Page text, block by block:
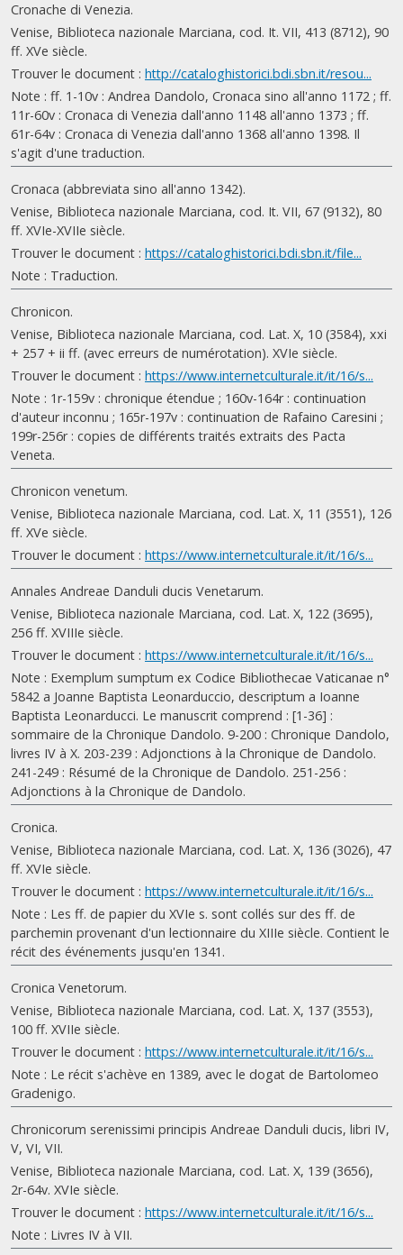
Cronache di Venezia.
Venise, Biblioteca nazionale Marciana, cod. It. VII, 413 (8712), 90
ff. XVe siècle.
Trouver le document : http://cataloghistorici.bdi.sbn.it/resou...
Note : ff. 1-10v : Andrea Dandolo, Cronaca sino all'anno 1172 ; ff.
11r-60v : Cronaca di Venezia dall'anno 1148 all'anno 1373 ; ff.
61r-64v : Cronaca di Venezia dall'anno 1368 all'anno 1398. Il
s'agit d'une traduction.
Cronaca (abbreviata sino all'anno 1342).
Venise, Biblioteca nazionale Marciana, cod. It. VII, 67 (9132), 80
ff. XVIe-XVIIe siècle.
Trouver le document : https://cataloghistorici.bdi.sbn.it/file...
Note : Traduction.
Chronicon.
Venise, Biblioteca nazionale Marciana, cod. Lat. X, 10 (3584), xxi
+ 257 + ii ff. (avec erreurs de numérotation). XVIe siècle.
Trouver le document : https://www.internetculturale.it/it/16/s...
Note : 1r-159v : chronique étendue ; 160v-164r : continuation
d'auteur inconnu ; 165r-197v : continuation de Rafaino Caresini ;
199r-256r : copies de différents traités extraits des Pacta
Veneta.
Chronicon venetum.
Venise, Biblioteca nazionale Marciana, cod. Lat. X, 11 (3551), 126
ff. XVe siècle.
Trouver le document : https://www.internetculturale.it/it/16/s...
Annales Andreae Danduli ducis Venetarum.
Venise, Biblioteca nazionale Marciana, cod. Lat. X, 122 (3695),
256 ff. XVIIIe siècle.
Trouver le document : https://www.internetculturale.it/it/16/s...
Note : Exemplum sumptum ex Codice Bibliothecae Vaticanae n°
5842 a Joanne Baptista Leonarduccio, descriptum a Ioanne
Baptista Leonarducci. Le manuscrit comprend : [1-36] :
sommaire de la Chronique Dandolo. 9-200 : Chronique Dandolo,
livres IV à X. 203-239 : Adjonctions à la Chronique de Dandolo.
241-249 : Résumé de la Chronique de Dandolo. 251-256 :
Adjonctions à la Chronique de Dandolo.
Cronica.
Venise, Biblioteca nazionale Marciana, cod. Lat. X, 136 (3026), 47
ff. XVIe siècle.
Trouver le document : https://www.internetculturale.it/it/16/s...
Note : Les ff. de papier du XVIe s. sont collés sur des ff. de
parchemin provenant d'un lectionnaire du XIIIe siècle. Contient le
récit des événements jusqu'en 1341.
Cronica Venetorum.
Venise, Biblioteca nazionale Marciana, cod. Lat. X, 137 (3553),
100 ff. XVIIe siècle.
Trouver le document : https://www.internetculturale.it/it/16/s...
Note : Le récit s'achève en 1389, avec le dogat de Bartolomeo
Gradenigo.
Chronicorum serenissimi principis Andreae Danduli ducis, libri IV,
V, VI, VII.
Venise, Biblioteca nazionale Marciana, cod. Lat. X, 139 (3656),
2r-64v. XVIe siècle.
Trouver le document : https://www.internetculturale.it/it/16/s...
Note : Livres IV à VII.